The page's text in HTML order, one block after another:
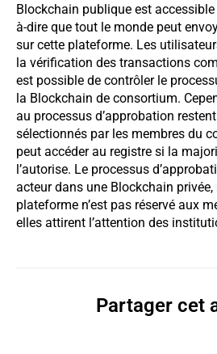
Blockchain publique est accessible
à-dire que tout le monde peut
sur cette plateforme. Les
la vérification des transactions
est possible de contrôler le
la Blockchain de consortium.
au processus d’approbation
sélectionnés par les membres du
peut accéder au registre si la
l’autorise. Le processus
acteur dans une Blockchain
plateforme n’est pas réservé aux
elles attirent l’attention des
Partager cet